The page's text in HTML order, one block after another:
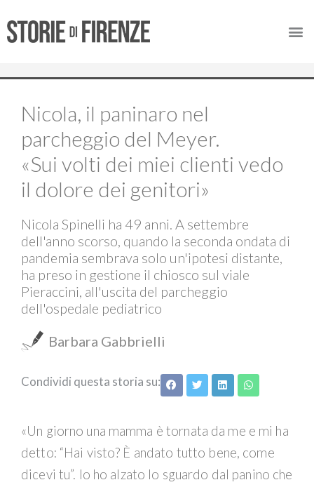
Nicola, il paninaro nel
parcheggio del Meyer.
«Sui volti dei miei clienti vedo
il dolore dei genitori»
Nicola Spinelli ha 49 anni. A settembre
dell'anno scorso, quando la seconda ondata di
pandemia sembrava solo un'ipotesi distante,
ha preso in gestione il chiosco sul viale
Pieraccini, all'uscita del parcheggio
dell'ospedale pediatrico
Barbara Gabbrielli
Condividi questa storia su:
«Un giorno una mamma è tornata da me e mi ha
detto: “Hai visto? È andato tutto bene, come
dicevi tu”. Io ho alzato lo sguardo dal panino che